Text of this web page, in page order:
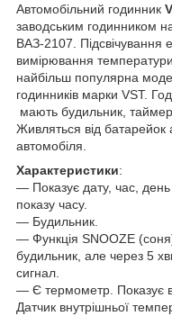
Автомобільний годинник
заводським годинником
ВАЗ-2107. Підсвічування
вимірювання
найбільш популярна
годинників марки VST.
мають будильник,
Живляться від батарейок
автомобіля.
Характеристики:
― Показує дату, час,
показу часу.
— Будильник.
― Функція SNOOZE
будильник, але через 5
сигнал.
— Є термометр. Показує
Датчик внутрішньої